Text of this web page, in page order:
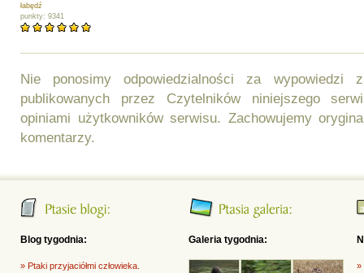
łabędź
punkty: 9341
Nie ponosimy odpowiedzialności za wypowiedzi
publikowanych przez Czytelników niniejszego
opiniami użytkowników serwisu. Zachowujemy
komentarzy.
Blog tygodnia:
» Ptaki przyjaciółmi człowieka.
Galeria tygodnia:
»